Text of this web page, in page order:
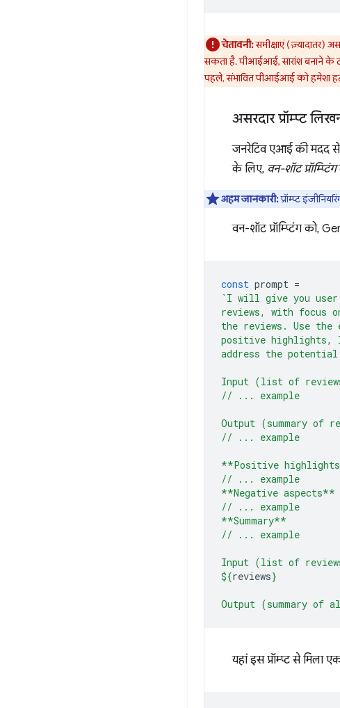
चेतावनी:समीक्षाएं (ज़्यादातर)
सकता है. पीआईआई, सारांश बनाने के
पहले, संभावित पीआईआई को हमेशा
असरदार प्रॉम्प्ट
जनरेटिव एआई की मदद से
के लिए, वन-शॉट प्रॉम्प्टिंग
अहम जानकारी:प्रॉम्प्ट
वन-शॉट प्रॉम्प्टिंग को,
const prompt =
`I will give you user
reviews, with focus
the reviews. Use
positive highlights,
address the
Input (list of
// ... example
Output (summary of
// ... example
**Positive
// ... example
**Negative aspects**
// ... example
**Summary**
// ... example
Input (list of
${reviews}
Output (summary of
यहां इस प्रॉम्प्ट से मिला